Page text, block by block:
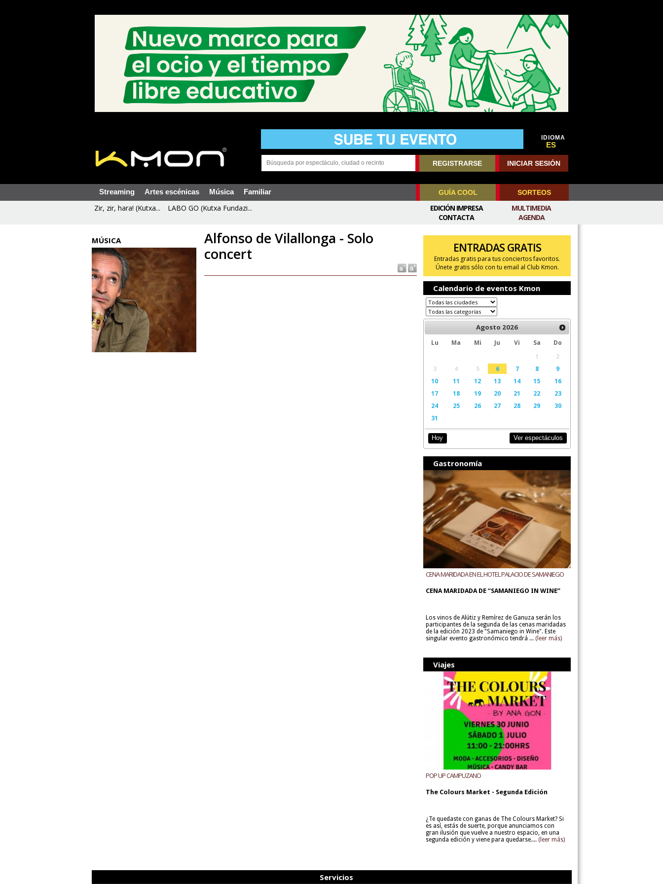
IDIOMA
ES
REGISTRARSE INICIAR SESIÓN
Streaming Artes escénicas Música Familiar GUÍA COOL SORTEOS
Zir, zir, hara! (Kutxa... LABO GO (Kutxa Fundazi...
MULTIMEDIA
AGENDA
EDICIÓN IMPRESA
CONTACTA
MÚSICA
Alfonso de Vilallonga - Solo
concert
ENTRADAS GRATIS
Entradas gratis para tus conciertos favoritos.
Únete gratis sólo con tu email al Club Kmon.
Calendario de eventos Kmon
Agosto 2026
Lu Ma Mi Ju Vi Sa
Do
1
2
3
4 5 6 7 8
9
10
11 12 13 14 15
16
17
18 19 20 21 22
23
24
25 26 27 28 29
30
31
Hoy Ver espectáculos
Gastronomía
CENA MARIDADA EN EL HOTEL PALACIO DE SAMANIEGO
CENA MARIDADA DE “SAMANIEGO IN WINE”
Los vinos de Alútiz y Remírez de Ganuza serán los
participantes de la segunda de las cenas maridadas
de la edición 2023 de "Samaniego in Wine". Este
singular evento gastronómico tendrá ... (leer más)
Viajes
POP UP CAMPUZANO
The Colours Market - Segunda Edición
¿Te quedaste con ganas de The Colours Market? Si
es así, estás de suerte, porque anunciamos con
gran ilusión que vuelve a nuestro espacio, en una
segunda edición y viene para quedarse.... (leer más)
Servicios